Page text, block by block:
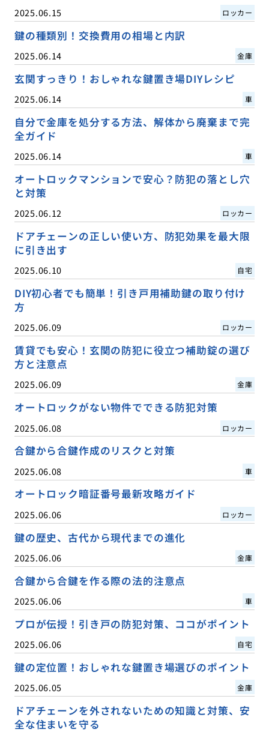
2025.06.15 ロッカー
鍵の種類別！交換費用の相場と内訳
2025.06.14 金庫
玄関すっきり！おしゃれな鍵置き場DIYレシピ
2025.06.14 車
自分で金庫を処分する方法、解体から廃棄まで完
全ガイド
2025.06.14 車
オートロックマンションで安心？防犯の落とし穴
と対策
2025.06.12 ロッカー
ドアチェーンの正しい使い方、防犯効果を最大限
に引き出す
2025.06.10 自宅
DIY初心者でも簡単！引き戸用補助鍵の取り付け
方
2025.06.09 ロッカー
賃貸でも安心！玄関の防犯に役立つ補助錠の選び
方と注意点
2025.06.09 金庫
オートロックがない物件でできる防犯対策
2025.06.08 ロッカー
合鍵から合鍵作成のリスクと対策
2025.06.08 車
オートロック暗証番号最新攻略ガイド
2025.06.06 ロッカー
鍵の歴史、古代から現代までの進化
2025.06.06 金庫
合鍵から合鍵を作る際の法的注意点
2025.06.06 車
プロが伝授！引き戸の防犯対策、ココがポイント
2025.06.06 自宅
鍵の定位置！おしゃれな鍵置き場選びのポイント
2025.06.05 金庫
ドアチェーンを外されないための知識と対策、安
全な住まいを守る